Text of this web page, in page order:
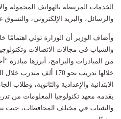
الخدمات المرتبطة بالهواتف المحمولة
والرسائل، والبريد الإلكتروني، والتسوق
وأضاف الوزير أن الوزارة تولي اهتمامًا
والشباب في مجالات الاتصالات
من المبادرات والبرامج، أبرزها مبادرة
خلالها تدريب نحو 170
الابتدائية والإعدادية والثانوية،
يقدمه معهد تكنولوجيا المعلومات من